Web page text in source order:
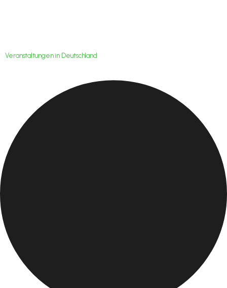
Veranstaltungen in Deutschland